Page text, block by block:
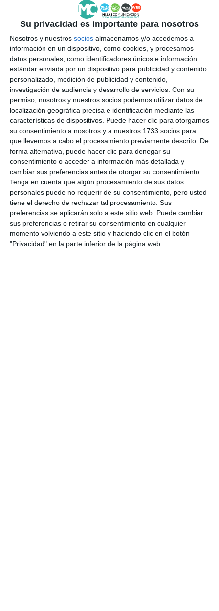
Su privacidad es importante para nosotros
Nosotros y nuestros socios almacenamos y/o accedemos a
información en un dispositivo, como cookies, y procesamos
datos personales, como identificadores únicos e información
estándar enviada por un dispositivo para publicidad y contenido
personalizado, medición de publicidad y contenido,
investigación de audiencia y desarrollo de servicios. Con su
permiso, nosotros y nuestros socios podemos utilizar datos de
localización geográfica precisa e identificación mediante las
características de dispositivos. Puede hacer clic para otorgarnos
su consentimiento a nosotros y a nuestros 1733 socios para
que llevemos a cabo el procesamiento previamente descrito. De
forma alternativa, puede hacer clic para denegar su
consentimiento o acceder a información más detallada y
cambiar sus preferencias antes de otorgar su consentimiento.
Tenga en cuenta que algún procesamiento de sus datos
personales puede no requerir de su consentimiento, pero usted
tiene el derecho de rechazar tal procesamiento. Sus
preferencias se aplicarán solo a este sitio web. Puede cambiar
sus preferencias o retirar su consentimiento en cualquier
momento volviendo a este sitio y haciendo clic en el botón
"Privacidad" en la parte inferior de la página web.